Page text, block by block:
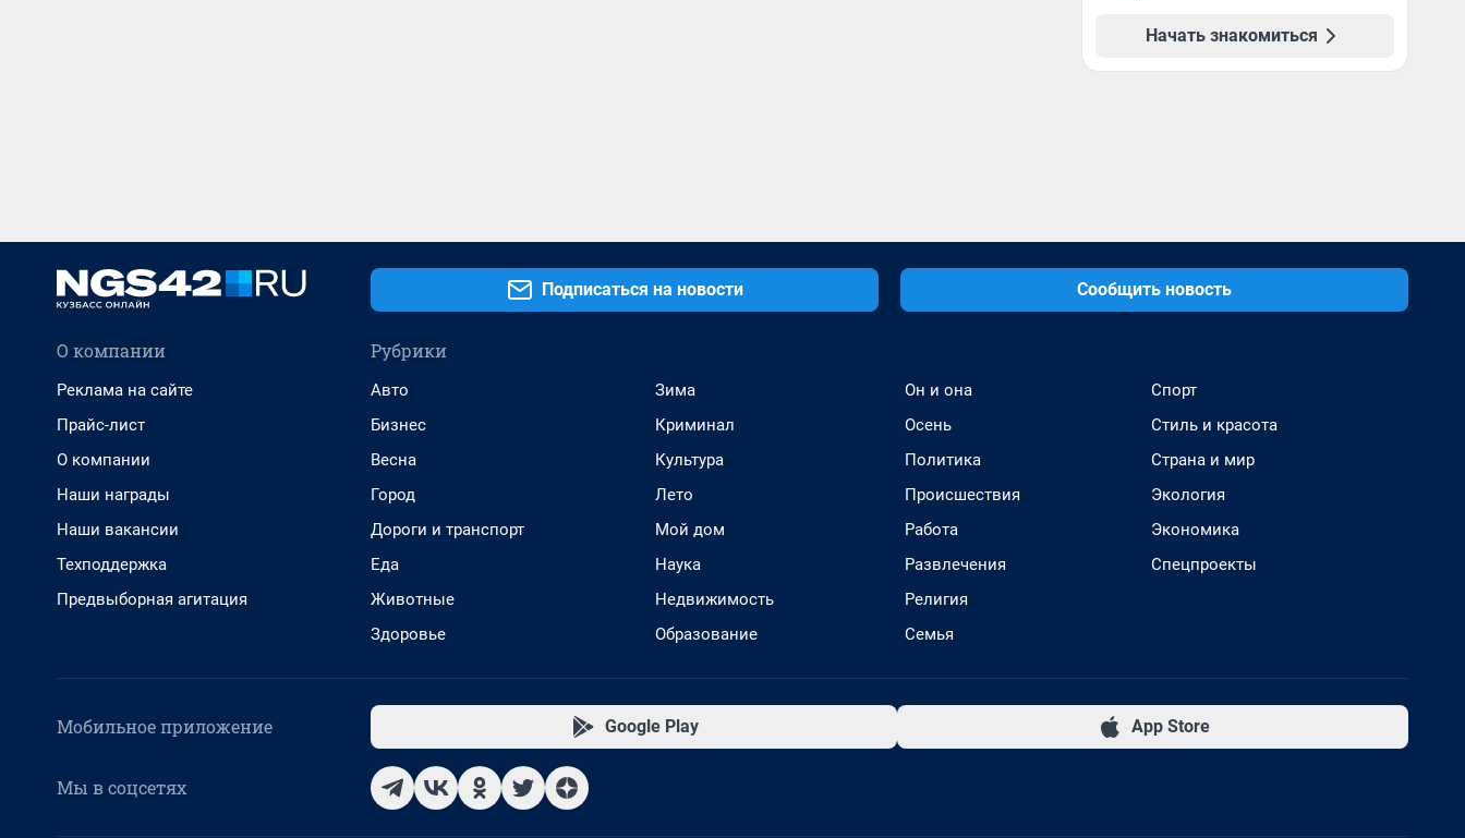
Начать знакомиться
Подписаться на новости Сообщить новость
О компании
Реклама на сайте
Прайс-лист
О компании
Наши награды
Наши вакансии
Техподдержка
Предвыборная агитация
Рубрики
Авто
Бизнес
Весна
Город
Дороги и транспорт
Еда
Животные
Здоровье
Зима
Криминал
Культура
Лето
Мой дом
Наука
Недвижимость
Образование
Он и она
Осень
Политика
Происшествия
Работа
Развлечения
Религия
Семья
Спорт
Стиль и красота
Страна и мир
Экология
Экономика
Спецпроекты
Мобильное приложение Google Play App Store
Мы в соцсетях